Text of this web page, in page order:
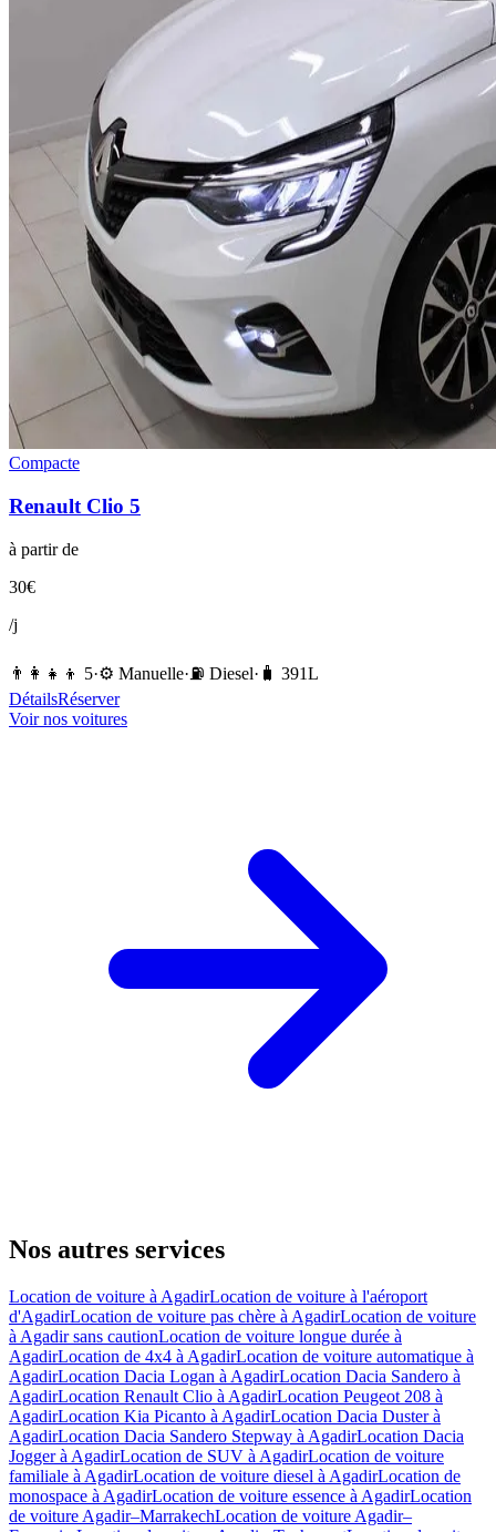
Compacte
Renault Clio 5
à partir de
30€
/j
👨‍👩‍👧‍👦 5·⚙️ Manuelle·⛽️ Diesel· 🧳 391L
DétailsRéserver
Voir nos voitures
Nos autres services
Location de voiture à AgadirLocation de voiture à l'aéroport
d'AgadirLocation de voiture pas chère à AgadirLocation de voiture
à Agadir sans cautionLocation de voiture longue durée à
AgadirLocation de 4x4 à AgadirLocation de voiture automatique à
AgadirLocation Dacia Logan à AgadirLocation Dacia Sandero à
AgadirLocation Renault Clio à AgadirLocation Peugeot 208 à
AgadirLocation Kia Picanto à AgadirLocation Dacia Duster à
AgadirLocation Dacia Sandero Stepway à AgadirLocation Dacia
Jogger à AgadirLocation de SUV à AgadirLocation de voiture
familiale à AgadirLocation de voiture diesel à AgadirLocation de
monospace à AgadirLocation de voiture essence à AgadirLocation
de voiture Agadir–MarrakechLocation de voiture Agadir–